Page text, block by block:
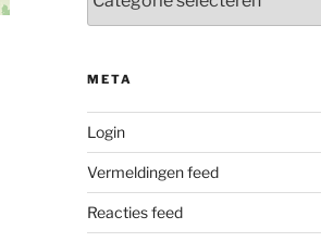
META
Login
Vermeldingen feed
Reacties feed